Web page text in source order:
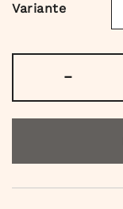
Variante
-